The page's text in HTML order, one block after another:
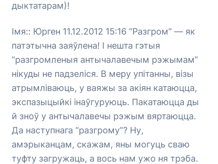
дыктатарам)!
Імя:: Юрген 11.12.2012 15:16 “Разгром” — як
патэтычна заяўлена! І нешта гэтыя
“разгромленыя антычалавечым рэжымам”
нікуды не падзеліся. В меру упітанны, візы
атрымліваюць, у ваяжы за акіян катаюцца,
экспазыцыйкі інаўгуруюць. Пакатаюцца ды
й зноў у антычалавечы рэжым вяртаюцца.
Да наступнага “разгрому”? Ну,
амэрыканцам, скажам, яны могуць сваю
туфту загружаць, а вось нам ужо ня трэба.